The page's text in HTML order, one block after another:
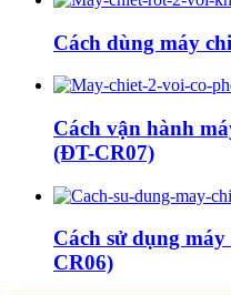
Cách dùng máy
Cách vận hành
(ĐT-CR07)
Cách sử dụng
CR06)